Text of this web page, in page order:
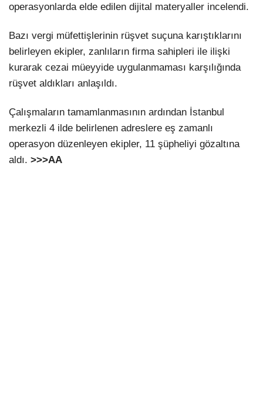
operasyonlarda elde edilen dijital materyaller incelendi.
Bazı vergi müfettişlerinin rüşvet suçuna karıştıklarını
belirleyen ekipler, zanlıların firma sahipleri ile ilişki
kurarak cezai müeyyide uygulanmaması karşılığında
rüşvet aldıkları anlaşıldı.
Çalışmaların tamamlanmasının ardından İstanbul
merkezli 4 ilde belirlenen adreslere eş zamanlı
operasyon düzenleyen ekipler, 11 şüpheliyi gözaltına
aldı. >>>AA